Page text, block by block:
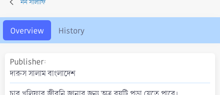
r
o
a
নন সালাফি
Overview History
Publisher
দারুস সালাম বাংলাদেশ